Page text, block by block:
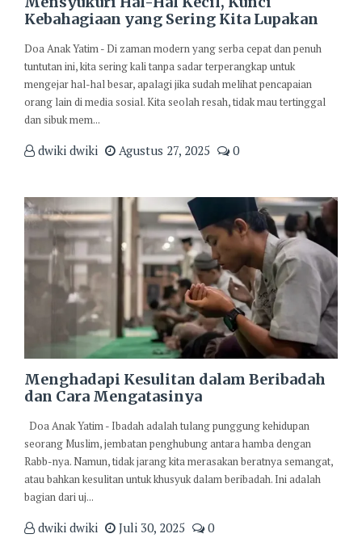
Kebahagiaan yang Sering Kita Lupakan
Doa Anak Yatim - Di zaman modern yang serba cepat dan penuh
tuntutan ini, kita sering kali tanpa sadar terperangkap untuk
mengejar hal-hal besar, apalagi jika sudah melihat pencapaian
orang lain di media sosial. Kita seolah resah, tidak mau tertinggal
dan sibuk mem...
dwiki dwiki Agustus 27, 2025 0
Menghadapi Kesulitan dalam Beribadah
dan Cara Mengatasinya
Doa Anak Yatim - Ibadah adalah tulang punggung kehidupan
seorang Muslim, jembatan penghubung antara hamba dengan
Rabb-nya. Namun, tidak jarang kita merasakan beratnya semangat,
atau bahkan kesulitan untuk khusyuk dalam beribadah. Ini adalah
bagian dari uj...
dwiki dwiki Juli 30, 2025 0